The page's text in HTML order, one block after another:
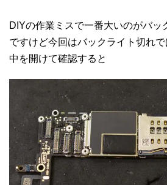
DIYの作業ミスで一番大いのがバッ
ですけど今回はバックライト切れで
中を開けて確認すると